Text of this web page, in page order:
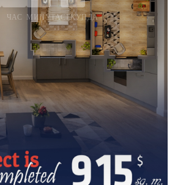
ЧАС МИНУТАСЕКУНДА